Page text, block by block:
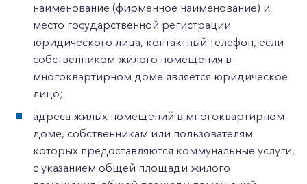
наименование (фирменное наименование) и
место государственной регистрации
юридического лица, контактный телефон, если
собственником жилого помещения в
многоквартирном доме является юридическое
лицо;
адреса жилых помещений в многоквартирном
доме, собственникам или пользователям
которых предоставляются коммунальные услуги,
с указанием общей площади жилого